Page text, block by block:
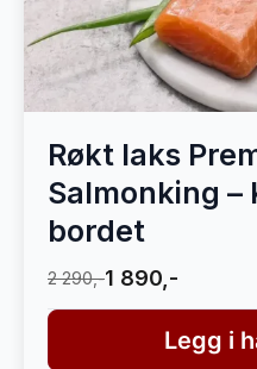
Røkt laks
Salmonking –
bordet
2 290,-1 890,-
Legg i